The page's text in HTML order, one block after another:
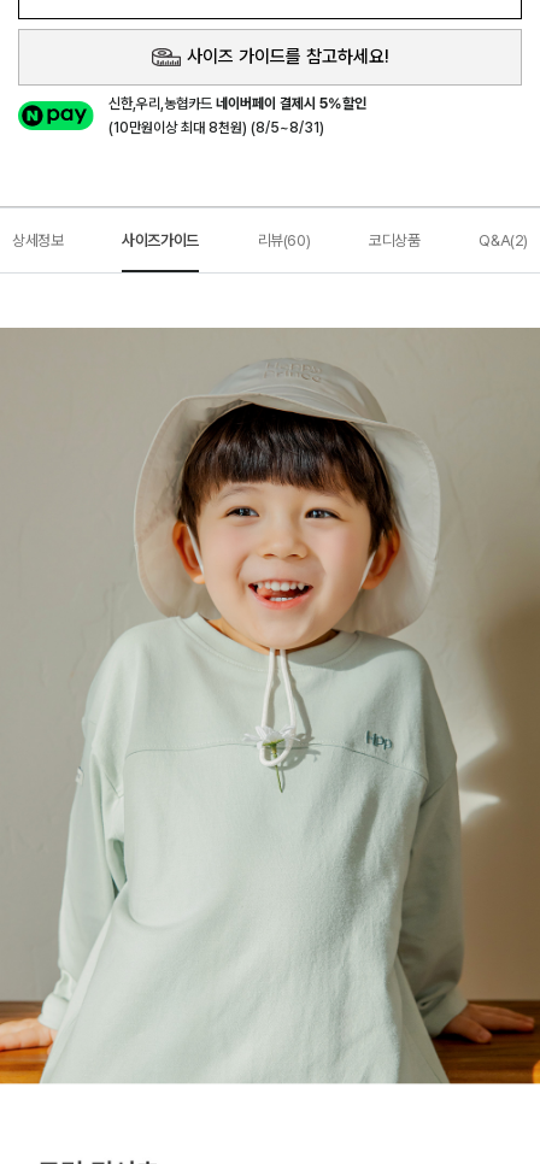
사이즈 가이드를 참고하세요!
신한,우리,농협카드네이버페이 결제시 5%할인
(10만원이상 최대 8천원) (8/5~8/31)
상세정보 사이즈가이드 리뷰(60) 코디상품 Q&A(2)